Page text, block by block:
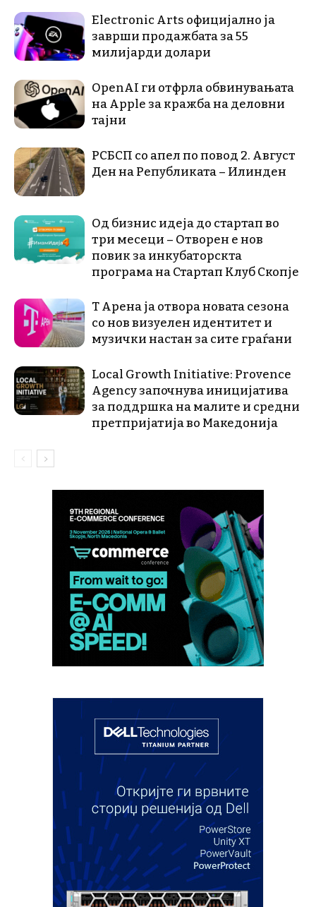
Electronic Arts официјално ја
заврши продажбата за 55
милијарди долари
OpenAI ги отфрла обвинувањата
на Apple за кражба на деловни
тајни
РСБСП со апел по повод 2. Август
Ден на Републиката – Илинден
Од бизнис идеја до стартап во
три месеци – Отворен е нов
повик за инкубаторскта
програма на Стартап Клуб Скопје
Т Арена ја отвора новата сезона
со нов визуелен идентитет и
музички настан за сите граѓани
Local Growth Initiative: Provence
Agency започнува иницијатива
за поддршка на малите и средни
претпријатија во Македонија